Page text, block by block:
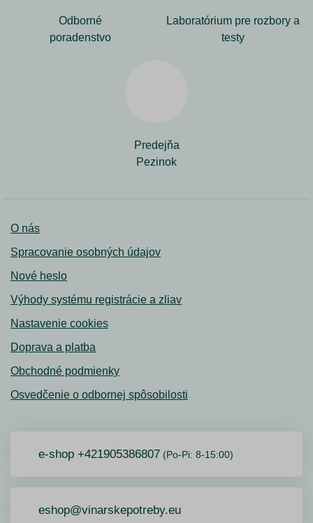
Odborné
poradenstvo
Laboratórium pre rozbory a
testy
Predejňa
Pezinok
O nás
Spracovanie osobných údajov
Nové heslo
Výhody systému registrácie a zliav
Nastavenie cookies
Doprava a platba
Obchodné podmienky
Osvedčenie o odbornej spôsobilosti
e-shop +421905386807 (Po-Pi: 8-15:00)
eshop@vinarskepotreby.eu